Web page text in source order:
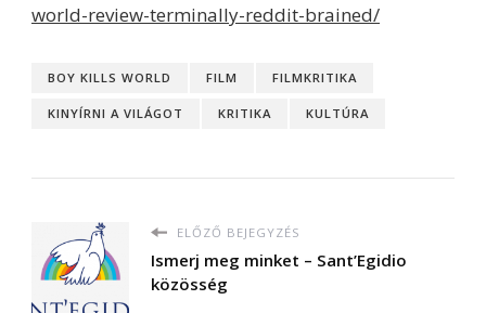
world-review-terminally-reddit-brained/
BOY KILLS WORLD FILM FILMKRITIKA
KINYÍRNI A VILÁGOT KRITIKA KULTÚRA
ELŐZŐ BEJEGYZÉS
Ismerj meg minket – Sant’Egidio
közösség